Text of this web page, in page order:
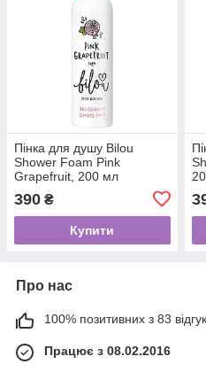
Пінка для душу Bilou
Shower Foam Pink
Grapefruit, 200 мл
390 ₴
Купити
Про нас
100% позитивних з 83
Працює з 08.02.2016